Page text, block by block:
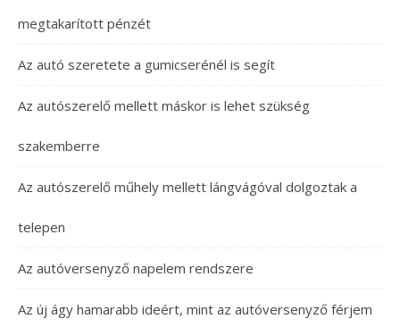
megtakarított pénzét
Az autó szeretete a gumicserénél is segít
Az autószerelő mellett máskor is lehet szükség
szakemberre
Az autószerelő műhely mellett lángvágóval dolgoztak a
telepen
Az autóversenyző napelem rendszere
Az új ágy hamarabb ideért, mint az autóversenyző férjem